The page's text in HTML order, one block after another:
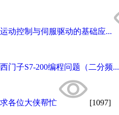
运动控制与伺服驱动的基础应...
西门子S7-200编程问题（二分频...
求各位大侠帮忙 [1097]